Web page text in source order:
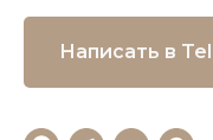
Написать в